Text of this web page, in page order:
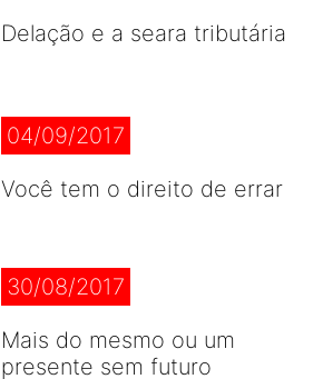
Delação e a seara tributária
04/09/2017
Você tem o direito de errar
30/08/2017
Mais do mesmo ou um
presente sem futuro